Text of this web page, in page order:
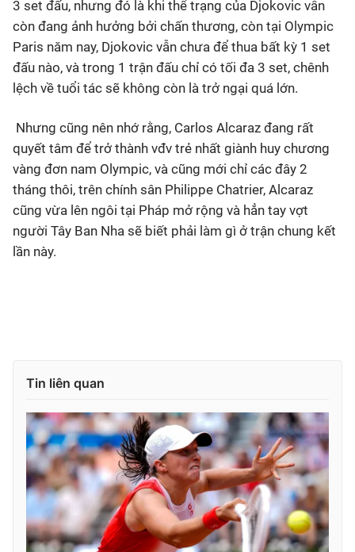
3 set đấu, nhưng đó là khi thể trạng của Djokovic vẫn
còn đang ảnh hưởng bởi chấn thương, còn tại Olympic
Paris năm nay, Djokovic vẫn chưa để thua bất kỳ 1 set
đấu nào, và trong 1 trận đấu chỉ có tối đa 3 set, chênh
lệch về tuổi tác sẽ không còn là trở ngại quá lớn.
Nhưng cũng nên nhớ rằng, Carlos Alcaraz đang rất
quyết tâm để trở thành vđv trẻ nhất giành huy chương
vàng đơn nam Olympic, và cũng mới chỉ các đây 2
tháng thôi, trên chính sân Philippe Chatrier, Alcaraz
cũng vừa lên ngôi tại Pháp mở rộng và hẳn tay vợt
người Tây Ban Nha sẽ biết phải làm gì ở trận chung kết
lần này.
Tin liên quan